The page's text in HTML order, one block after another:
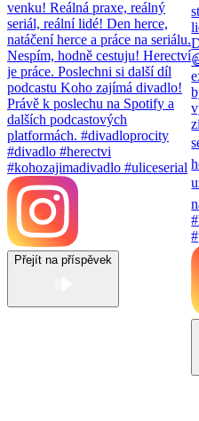
Přejít na příspěvek